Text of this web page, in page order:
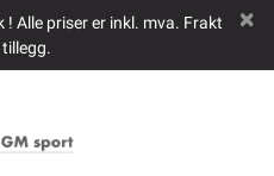
Alle priser er inkl. mva. Frakt